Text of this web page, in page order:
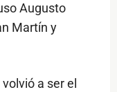
Augusto
Martín y
a ser el